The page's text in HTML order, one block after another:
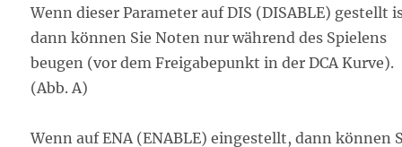
Wenn dieser Parameter auf DIS (DISABLE) gestellt
dann können Sie Noten nur während des Spielens
beugen (vor dem Freigabepunkt in der DCA Kurve).
(Abb. A)
Wenn auf ENA (ENABLE) eingestellt, dann können